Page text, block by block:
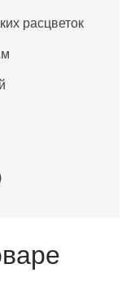
расцветок